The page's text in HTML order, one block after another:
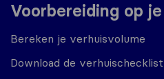
Voorbereiding op
Bereken je verhuisvolume
Download de verhuischecklist